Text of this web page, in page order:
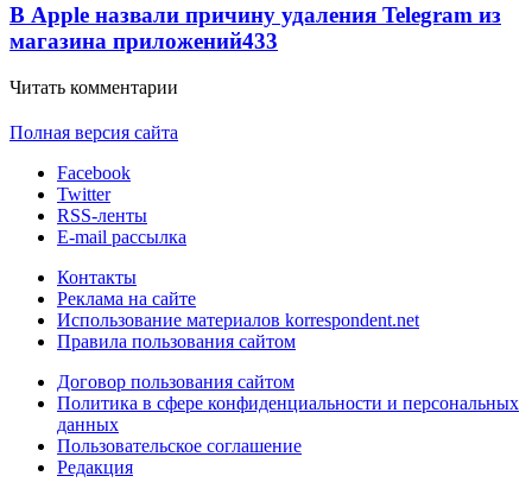
В Apple назвали причину удаления Telegram из
магазина приложений433
Читать комментарии
Полная версия сайта
Facebook
Twitter
RSS-ленты
E-mail рассылка
Контакты
Реклама на сайте
Использование материалов korrespondent.net
Правила пользования сайтом
Договор пользования сайтом
Политика в сфере конфиденциальности и персональных
данных
Пользовательское соглашение
Редакция